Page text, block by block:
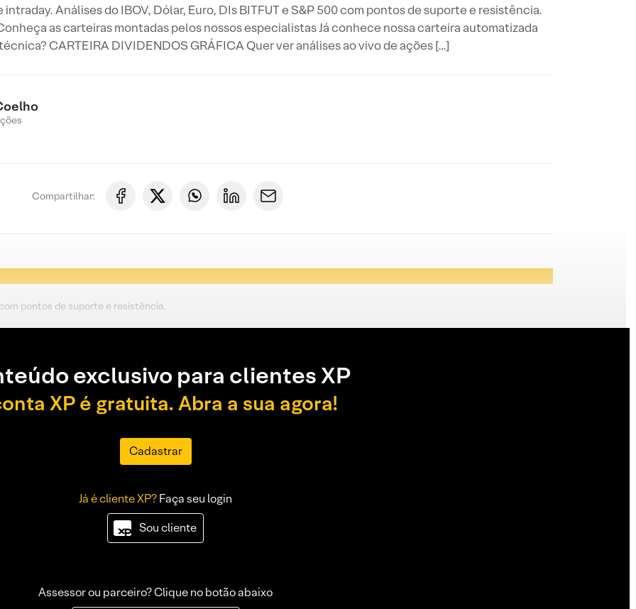
Análises do IBOV, Dólar, Euro, DIs BITFUT e S&P 500 com pontos de suporte e resistência.
as carteiras montadas pelos nossos especialistas Já conhece nossa carteira automatizada
CARTEIRA DIVIDENDOS GRÁFICA Quer ver análises ao vivo de ações […]
Compartilhar:
pontos de suporte e resistência.
exclusivo para clientes XP
XP é gratuita. Abra a sua agora!
Cadastrar
Já é cliente XP?Faça seu login
Sou cliente
Assessor ou parceiro? Clique no botão abaixo